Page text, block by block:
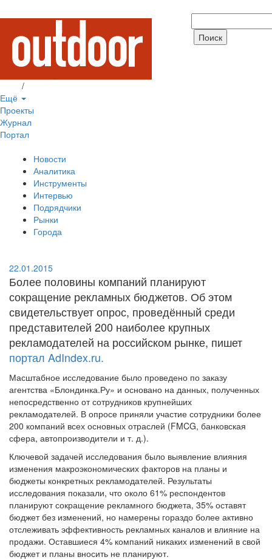
/
Ещё
Проекты
Журнал
Портал
Новости
Аналитика
Инструменты
Интервью
Подрядчики
Рынки
Города
22.01.2015
Более половины компаний планируют
сокращение рекламных бюджетов. Об этом
свидетельствует опрос, проведённый среди
представителей 200 наиболее крупных
рекламодателей на российском рынке, пишет
портал AdIndex.ru.
Масштабное исследование было проведено по заказу
агентства «Блондинка.Ру» и основано на данных, полученных
непосредственно от сотрудников крупнейших
рекламодателей. В опросе приняли участие сотрудники более
200 компаний всех основных отраслей (FMCG, банковская
сфера, автопроизводители и т. д.).
Ключевой задачей исследования было выявление влияния
изменения макроэкономических факторов на планы и
бюджеты конкретных рекламодателей. Результаты
исследования показали, что около 61% респондентов
планируют сокращение рекламного бюджета, 35% оставят
бюджет без изменений, но намерены гораздо более активно
отслеживать эффективность рекламных каналов и влияние на
продажи. Оставшиеся 4% компаний никаких изменений в свой
бюджет и планы вносить не планируют.